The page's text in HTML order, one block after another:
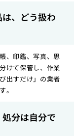
、どう扱わ
、印鑑、写真、思
けて保管し、作業
出すだけ」の業者
。
分は自分で